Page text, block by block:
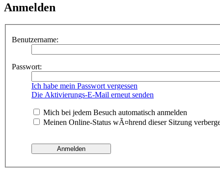
Anmelden
Benutzername:
Passwort:
Ich habe mein Passwort vergessen
Die Aktivierungs-E-Mail erneut senden
Mich bei jedem Besuch automatisch anmelden
Meinen Online-Status wÃ¤hrend dieser Sitzung